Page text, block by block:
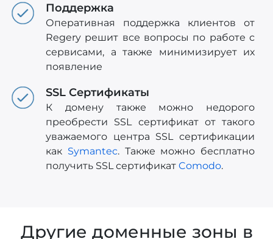
Поддержка
Оперативная поддержка клиентов от
Regery решит все вопросы по работе с
сервисами, а также минимизирует их
появление
SSL Сертификаты
К домену также можно недорого
преобрести SSL сертификат от такого
уважаемого центра SSL сертификации
как Symantec. Также можно бесплатно
получить SSL сертификат Comodo.
Другие доменные зоны в